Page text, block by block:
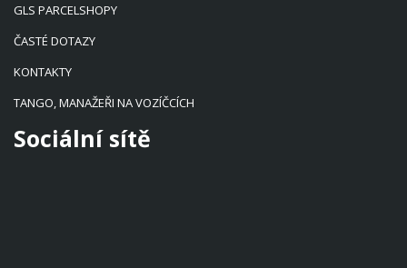
GLS PARCELSHOPY
ČASTÉ DOTAZY
KONTAKTY
TANGO, MANAŽEŘI NA VOZÍČCÍCH
Sociální sítě